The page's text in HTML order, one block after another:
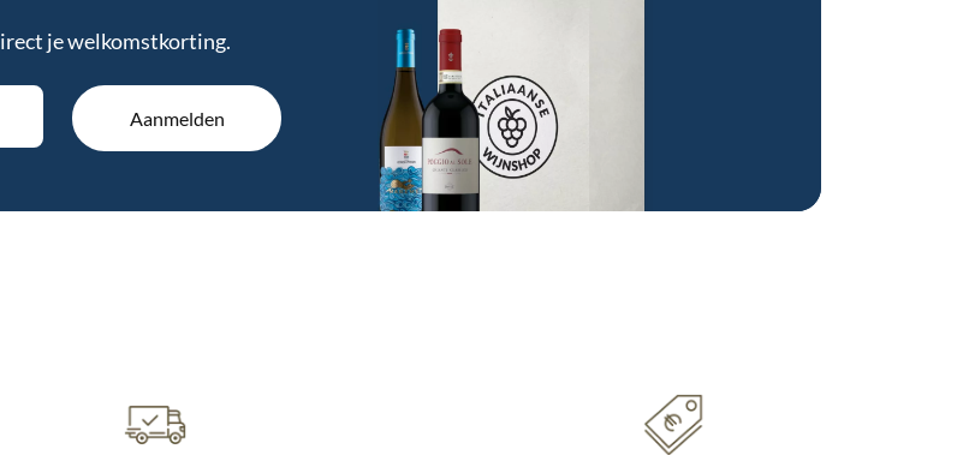
je welkomstkorting.
Aanmelden